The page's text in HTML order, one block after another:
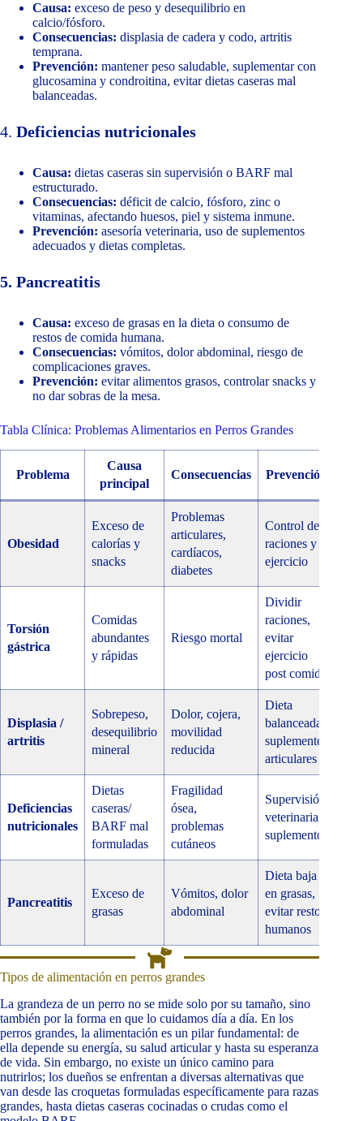
Causa: exceso de peso y desequilibrio en
calcio/fósforo.
Consecuencias: displasia de cadera y codo, artritis
temprana.
Prevención: mantener peso saludable, suplementar con
glucosamina y condroitina, evitar dietas caseras mal
balanceadas.
4. Deficiencias nutricionales
Causa: dietas caseras sin supervisión o BARF mal
estructurado.
Consecuencias: déficit de calcio, fósforo, zinc o
vitaminas, afectando huesos, piel y sistema inmune.
Prevención: asesoría veterinaria, uso de suplementos
adecuados y dietas completas.
5. Pancreatitis
Causa: exceso de grasas en la dieta o consumo de
restos de comida humana.
Consecuencias: vómitos, dolor abdominal, riesgo de
complicaciones graves.
Prevención: evitar alimentos grasos, controlar snacks y
no dar sobras de la mesa.
Tabla Clínica: Problemas Alimentarios en Perros Grandes
Problema
Causa
principal
Consecuencias Prevención
Obesidad
Exceso de
calorías y
snacks
Problemas
articulares,
cardíacos,
diabetes
Control de
raciones y
ejercicio
Torsión
gástrica
Comidas
abundantes
y rápidas
Riesgo mortal
Dividir
raciones,
evitar
ejercicio
post comida
Displasia /
artritis
Sobrepeso,
desequilibrio
mineral
Dolor, cojera,
movilidad
reducida
Dieta
balanceada,
suplementos
articulares
Deficiencias
nutricionales
Dietas
caseras/
BARF mal
formuladas
Fragilidad
ósea,
problemas
cutáneos
Supervisión
veterinaria,
suplementos
Pancreatitis
Exceso de
grasas
Vómitos, dolor
abdominal
Dieta baja
en grasas,
evitar restos
humanos
Tipos de alimentación en perros grandes
La grandeza de un perro no se mide solo por su tamaño, sino
también por la forma en que lo cuidamos día a día. En los
perros grandes, la alimentación es un pilar fundamental: de
ella depende su energía, su salud articular y hasta su esperanza
de vida. Sin embargo, no existe un único camino para
nutrirlos; los dueños se enfrentan a diversas alternativas que
van desde las croquetas formuladas específicamente para razas
grandes, hasta dietas caseras cocinadas o crudas como el